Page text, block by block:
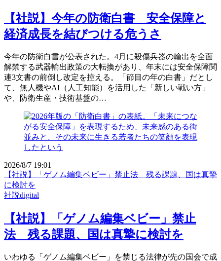
【社説】今年の防衛白書 安全保障と
経済成長を結びつける危うさ
今年の防衛白書が公表された。4月に殺傷兵器の輸出を全面
解禁する武器輸出政策の大転換があり、年末には安全保障関
連3文書の前倒し改定を控える。「節目の年の白書」だとし
て、無人機やAI（人工知能）を活用した「新しい戦い方」
や、防衛生産・技術基盤の…
2026/8/7 19:01
【社説】「ゲノム編集ベビー」禁止法 残る課題、国は真摯
に検討を
社説digital
【社説】「ゲノム編集ベビー」禁止
法 残る課題、国は真摯に検討を
いわゆる「ゲノム編集ベビー」を禁じる法律が先の国会で成